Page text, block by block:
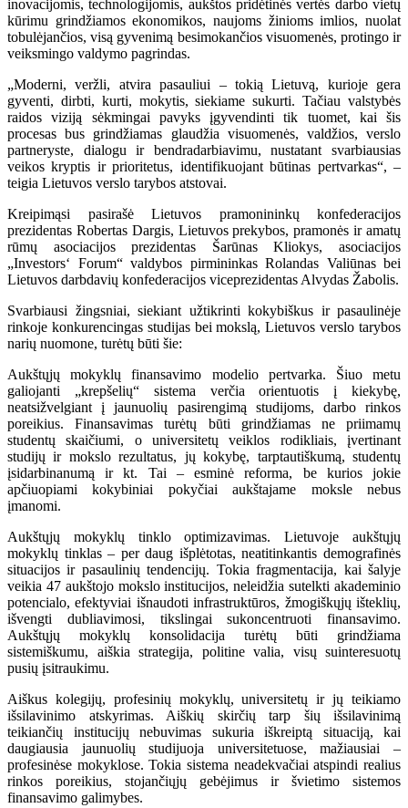
inovacijomis, technologijomis, aukštos pridėtinės vertės darbo vietų
kūrimu grindžiamos ekonomikos, naujoms žinioms imlios, nuolat
tobulėjančios, visą gyvenimą besimokančios visuomenės, protingo ir
veiksmingo valdymo pagrindas.
„Moderni, veržli, atvira pasauliui – tokią Lietuvą, kurioje gera
gyventi, dirbti, kurti, mokytis, siekiame sukurti. Tačiau valstybės
raidos viziją sėkmingai pavyks įgyvendinti tik tuomet, kai šis
procesas bus grindžiamas glaudžia visuomenės, valdžios, verslo
partneryste, dialogu ir bendradarbiavimu, nustatant svarbiausias
veikos kryptis ir prioritetus, identifikuojant būtinas pertvarkas“, –
teigia Lietuvos verslo tarybos atstovai.
Kreipimąsi pasirašė Lietuvos pramonininkų konfederacijos
prezidentas Robertas Dargis, Lietuvos prekybos, pramonės ir amatų
rūmų asociacijos prezidentas Šarūnas Kliokys, asociacijos
„Investors‘ Forum“ valdybos pirmininkas Rolandas Valiūnas bei
Lietuvos darbdavių konfederacijos viceprezidentas Alvydas Žabolis.
Svarbiausi žingsniai, siekiant užtikrinti kokybiškus ir pasaulinėje
rinkoje konkurencingas studijas bei mokslą, Lietuvos verslo tarybos
narių nuomone, turėtų būti šie:
Aukštųjų mokyklų finansavimo modelio pertvarka. Šiuo metu
galiojanti „krepšelių“ sistema verčia orientuotis į kiekybę,
neatsižvelgiant į jaunuolių pasirengimą studijoms, darbo rinkos
poreikius. Finansavimas turėtų būti grindžiamas ne priimamų
studentų skaičiumi, o universitetų veiklos rodikliais, įvertinant
studijų ir mokslo rezultatus, jų kokybę, tarptautiškumą, studentų
įsidarbinanumą ir kt. Tai – esminė reforma, be kurios jokie
apčiuopiami kokybiniai pokyčiai aukštajame moksle nebus
įmanomi.
Aukštųjų mokyklų tinklo optimizavimas. Lietuvoje aukštųjų
mokyklų tinklas – per daug išplėtotas, neatitinkantis demografinės
situacijos ir pasaulinių tendencijų. Tokia fragmentacija, kai šalyje
veikia 47 aukštojo mokslo institucijos, neleidžia sutelkti akademinio
potencialo, efektyviai išnaudoti infrastruktūros, žmogiškųjų išteklių,
išvengti dubliavimosi, tikslingai sukoncentruoti finansavimo.
Aukštųjų mokyklų konsolidacija turėtų būti grindžiama
sistemiškumu, aiškia strategija, politine valia, visų suinteresuotų
pusių įsitraukimu.
Aiškus kolegijų, profesinių mokyklų, universitetų ir jų teikiamo
išsilavinimo atskyrimas. Aiškių skirčių tarp šių išsilavinimą
teikiančių institucijų nebuvimas sukuria iškreiptą situaciją, kai
daugiausia jaunuolių studijuoja universitetuose, mažiausiai –
profesinėse mokyklose. Tokia sistema neadekvačiai atspindi realius
rinkos poreikius, stojančiųjų gebėjimus ir švietimo sistemos
finansavimo galimybes.